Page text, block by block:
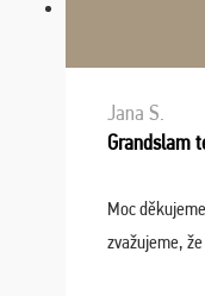
Jana S.
Grandslam
Moc
zvažujeme,